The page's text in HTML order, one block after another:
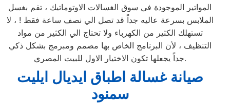
المواتير الموجودة في سوق الغسالات الاوتوماتيك ، تقم بغسل
الملابس بسرعة عاليه جداً قد تصل الي نصف ساعة فقط ! ، لا
تستهلك الكثير من الكهرباء ولا تحتاج الي الكثير من مواد
التنظيف ، لأن البرنامج الخاص بها مصمم ومبرمج بشكل ذكي
جداً يجعلها تكون الاختيار الاول للبيت المصري.
صيانة غسالة اطباق ايديال ايليت
سمنود